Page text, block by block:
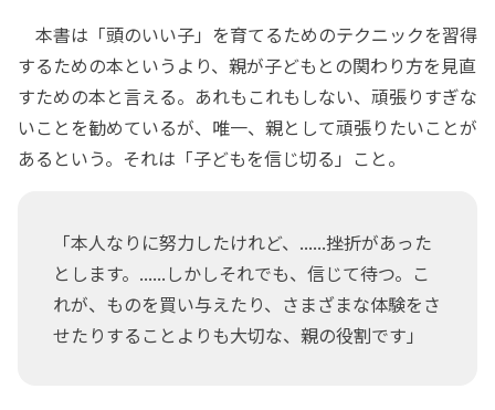
本書は「頭のいい子」を育てるためのテクニックを習得
するための本というより、親が子どもとの関わり方を見直
すための本と言える。あれもこれもしない、頑張りすぎな
いことを勧めているが、唯一、親として頑張りたいことが
あるという。それは「子どもを信じ切る」こと。
「本人なりに努力したけれど、......挫折があった
とします。......しかしそれでも、信じて待つ。こ
れが、ものを買い与えたり、さまざまな体験をさ
せたりすることよりも大切な、親の役割です」